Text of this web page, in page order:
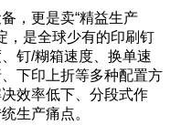
，更是卖“精益生产
，是全球少有的印刷钉
钉/糊箱速度、换单速
下印上折等多种配置方
效率低下、分段式作
生产痛点。